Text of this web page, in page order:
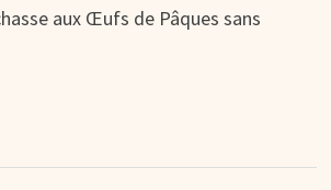
aux Œufs de Pâques sans